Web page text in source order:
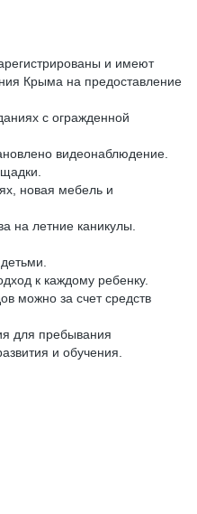
и имеют
Крыма на предоставление
с огражденной
видеонаблюдение.
новая мебель и
на летние каникулы.
к каждому ребенку.
можно за счет средств
для пребывания
и обучения.